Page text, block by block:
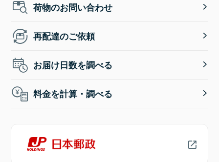
荷物のお問い合わせ
再配達のご依頼
お届け日数を調べる
料金を計算・調べる